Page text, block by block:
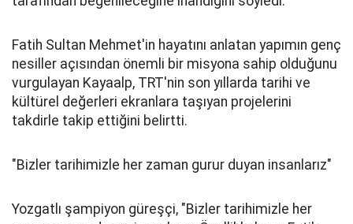
Fatih Sultan Mehmet'in hayatını anlatan yapımın genç
nesiller açısından önemli bir misyona sahip olduğunu
vurgulayan Kayaalp, TRT'nin son yıllarda tarihi ve
kültürel değerleri ekranlara taşıyan projelerini
takdirle takip ettiğini belirtti.
"Bizler tarihimizle her zaman gurur duyan insanlarız"
Yozgatlı şampiyon güreşçi, "Bizler tarihimizle her